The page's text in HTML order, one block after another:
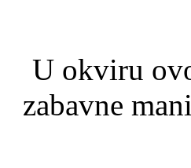
U okviru
zabavne